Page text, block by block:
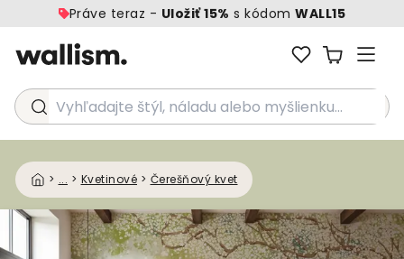
Práve teraz - Uložiť 15% s kódomWALL15
Vyhľadajte štýl, náladu alebo myšlienku...
> ... > Kvetinové > Čerešňový kvet